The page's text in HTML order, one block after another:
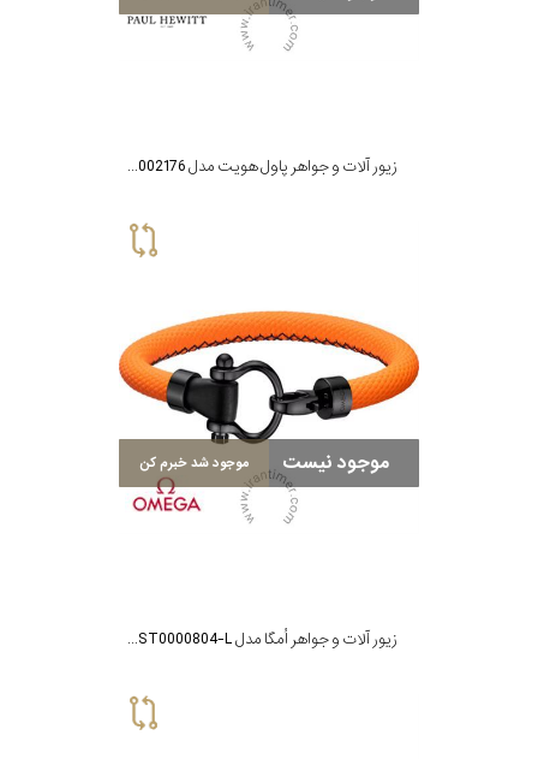
زیور آلات و جواهر پاول هویت مدل PH002176
موجود نیست موجود شد خبرم کن
زیور آلات و جواهر اُمگا مدل BA05ST0000804-L